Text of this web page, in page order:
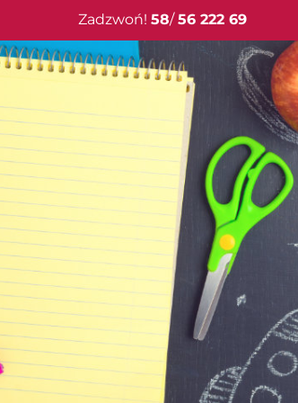
zawartości
Zadzwoń! 58/56 222 69